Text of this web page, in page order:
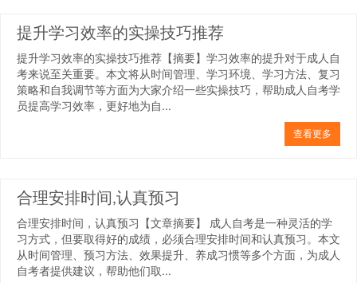
提升学习效率的实操技巧推荐
提升学习效率的实操技巧推荐【摘要】学习效率的提升对于成人自
考来说至关重要。本文将从时间管理、学习环境、学习方法、复习
策略和自我调节等方面为大家介绍一些实操技巧，帮助成人自考学
员提高学习效率，更好地为自...
查看更多
合理安排时间,认真预习
合理安排时间，认真预习【文章摘要】 成人自考是一种灵活的学
习方式，但要取得好的成绩，必须合理安排时间和认真预习。本文
从时间管理、预习方法、效果提升、养成习惯等多个方面，为成人
自考者提供建议，帮助他们取...